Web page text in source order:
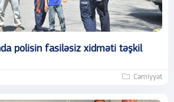
polisin fasiləsiz xidməti təşkil
Cəmiyyət